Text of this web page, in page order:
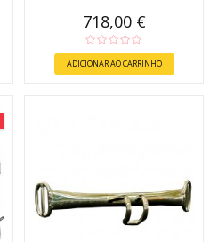
718,00 €
ADICIONAR AO CARRINHO